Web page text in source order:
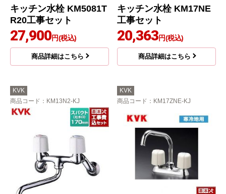
キッチン水栓 KM5081T
R20工事セット
27,900円(税込)
商品詳細はこちら
キッチン水栓 KM17NE
工事セット
20,363円(税込)
商品詳細はこちら
KVK
商品コード ：KM13N2-KJ
KVK
商品コード ：KM17ZNE-KJ